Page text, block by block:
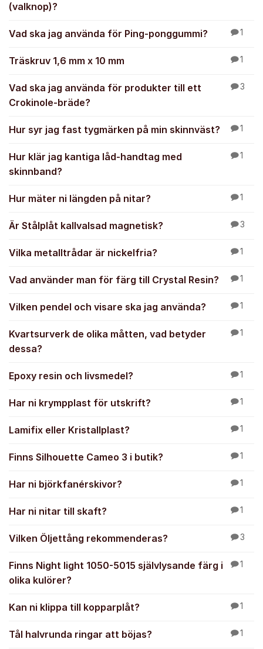
(valknop)?
Vad ska jag använda för Ping-ponggummi? 1
Träskruv 1,6 mm x 10 mm 1
Vad ska jag använda för produkter till ett
Crokinole-bräde?
3
Hur syr jag fast tygmärken på min skinnväst? 1
Hur klär jag kantiga låd-handtag med
skinnband?
1
Hur mäter ni längden på nitar? 1
Är Stålplåt kallvalsad magnetisk? 3
Vilka metalltrådar är nickelfria? 1
Vad använder man för färg till Crystal Resin? 1
Vilken pendel och visare ska jag använda? 1
Kvartsurverk de olika måtten, vad betyder
dessa?
1
Epoxy resin och livsmedel? 1
Har ni krympplast för utskrift? 1
Lamifix eller Kristallplast? 1
Finns Silhouette Cameo 3 i butik? 1
Har ni björkfanérskivor? 1
Har ni nitar till skaft? 1
Vilken Öljettång rekommenderas? 3
Finns Night light 1050-5015 självlysande färg i
olika kulörer?
1
Kan ni klippa till kopparplåt? 1
Tål halvrunda ringar att böjas? 1